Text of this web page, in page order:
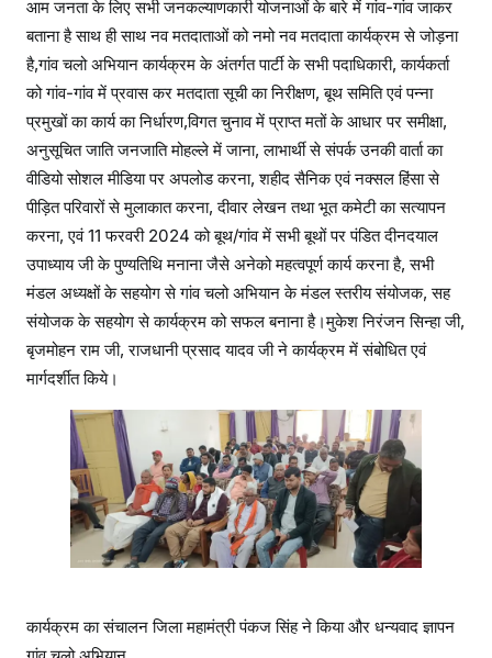
आम जनता के लिए सभी जनकल्याणकारी योजनाओं के बारे में गांव-गांव जाकर
बताना है साथ ही साथ नव मतदाताओं को नमो नव मतदाता कार्यक्रम से जोड़ना
है,गांव चलो अभियान कार्यक्रम के अंतर्गत पार्टी के सभी पदाधिकारी, कार्यकर्ता
को गांव-गांव में प्रवास कर मतदाता सूची का निरीक्षण, बूथ समिति एवं पन्ना
प्रमुखों का कार्य का निर्धारण,विगत चुनाव में प्राप्त मतों के आधार पर समीक्षा,
अनुसूचित जाति जनजाति मोहल्ले में जाना, लाभार्थी से संपर्क उनकी वार्ता का
वीडियो सोशल मीडिया पर अपलोड करना, शहीद सैनिक एवं नक्सल हिंसा से
पीड़ित परिवारों से मुलाकात करना, दीवार लेखन तथा भूत कमेटी का सत्यापन
करना, एवं 11 फरवरी 2024 को बूथ/गांव में सभी बूथों पर पंडित दीनदयाल
उपाध्याय जी के पुण्यतिथि मनाना जैसे अनेको महत्वपूर्ण कार्य करना है, सभी
मंडल अध्यक्षों के सहयोग से गांव चलो अभियान के मंडल स्तरीय संयोजक, सह
संयोजक के सहयोग से कार्यक्रम को सफल बनाना है।मुकेश निरंजन सिन्हा जी,
बृजमोहन राम जी, राजधानी प्रसाद यादव जी ने कार्यक्रम में संबोधित एवं
मार्गदर्शीत किये।
कार्यक्रम का संचालन जिला महामंत्री पंकज सिंह ने किया और धन्यवाद ज्ञापन